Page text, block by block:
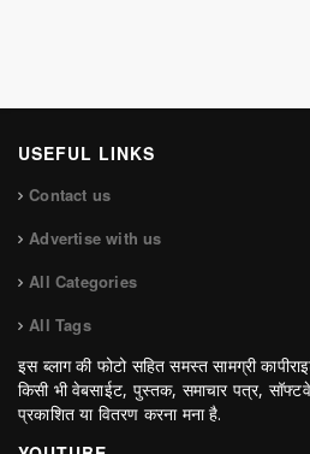
USEFUL LINKS
Contact us
Advertise with us
All Categories
All Tags
इस ब्लाग की फोटो सहित समस्त सामग्री
किसी भी वेबसाईट, पुस्तक, समाचार पत्र,
प्रकाशित या वितरण करना मना है.